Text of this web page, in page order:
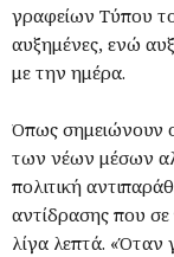
γραφείων Τύπου το
αυξημένες, ενώ
με την ημέρα.
Όπως σημειώνουν
των νέων μέσων
πολιτική
αντίδρασης που σε
λίγα λεπτά. «Όταν